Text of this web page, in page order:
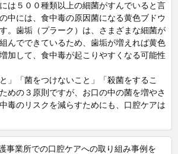
は５００種類以上の細菌がすんでいると言
中には、食中毒の原因菌になる黄色ブドウ
。歯垢（プラーク）は、さまざまな細菌が
んでできているため、歯垢が増えれば黄色
加して、食中毒が起こりやすくなる可能性
」「菌をつけないこと」「殺菌をするこ
めの３原則ですが、お口の中の菌を増やさ
毒のリスクを減らすためにも、口腔ケアは
事業所での口腔ケアへの取り組み事例を